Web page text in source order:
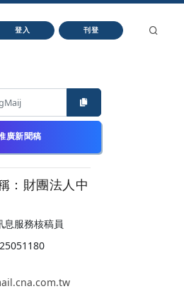
登入 刊登
廣新聞稿
：財團法人中
息服務核稿員